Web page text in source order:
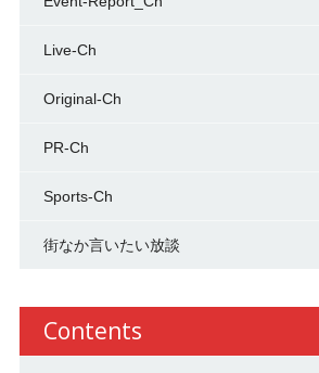
Live-Ch
Original-Ch
PR-Ch
Sports-Ch
街なか言いたい放談
Contents